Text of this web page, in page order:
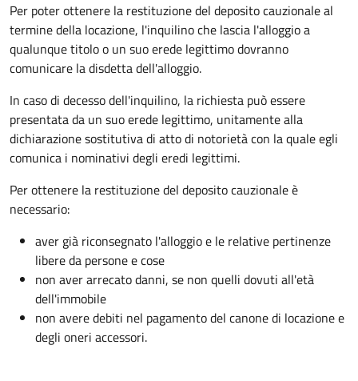
Per poter ottenere la restituzione del deposito cauzionale al
termine della locazione, l'inquilino che lascia l'alloggio a
qualunque titolo o un suo erede legittimo dovranno
comunicare la disdetta dell'alloggio.
In caso di decesso dell'inquilino, la richiesta può essere
presentata da un suo erede legittimo, unitamente alla
dichiarazione sostitutiva di atto di notorietà con la quale egli
comunica i nominativi degli eredi legittimi.
Per ottenere la restituzione del deposito cauzionale è
necessario:
aver già riconsegnato l'alloggio e le relative pertinenze
libere da persone e cose
non aver arrecato danni, se non quelli dovuti all'età
dell'immobile
non avere debiti nel pagamento del canone di locazione e
degli oneri accessori.